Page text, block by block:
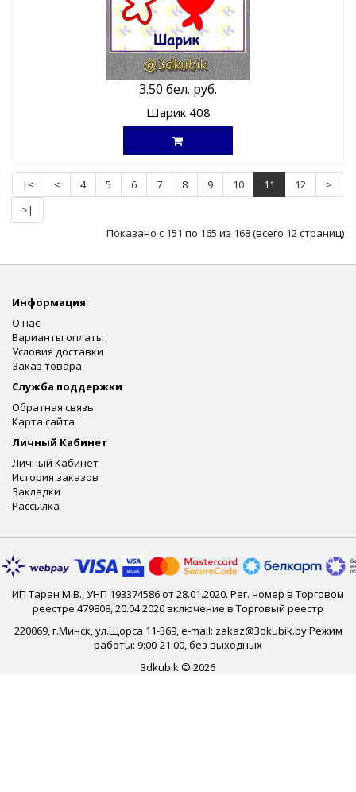
3.50 бел. руб.
Шарик 408
|< < 4 5 6 7 8 9 10 11 12
>
>|
Показано с 151 по 165 из 168 (всего 12 страниц)
Информация
О нас
Варианты оплаты
Условия доставки
Заказ товара
Служба поддержки
Обратная связь
Карта сайта
Личный Кабинет
Личный Кабинет
История заказов
Закладки
Рассылка
ИП Таран М.В., УНП 193374586 от 28.01.2020. Рег. номер в Торговом
реестре 479808, 20.04.2020 включение в Торговый реестр
220069, г.Минск, ул.Щорса 11-369, e-mail: zakaz@3dkubik.by Режим
работы: 9:00-21:00, без выходных
3dkubik © 2026